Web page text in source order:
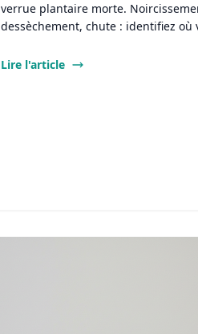
verrue plantaire morte.
dessèchement, chute : identifiez où
Lire l'article